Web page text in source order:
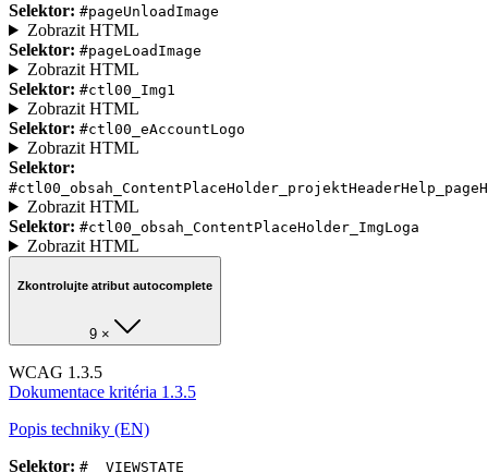
Selektor: #pageUnloadImage
Zobrazit HTML
Selektor: #pageLoadImage
Zobrazit HTML
Selektor: #ctl00_Img1
Zobrazit HTML
Selektor: #ctl00_eAccountLogo
Zobrazit HTML
Selektor:
Zobrazit HTML
Selektor: #ctl00_obsah_ContentPlaceHolder_ImgLoga
Zobrazit HTML
Zkontrolujte atribut autocomplete
9 ×
WCAG 1.3.5
Dokumentace kritéria 1.3.5
Popis techniky (EN)
Selektor: #__VIEWSTATE